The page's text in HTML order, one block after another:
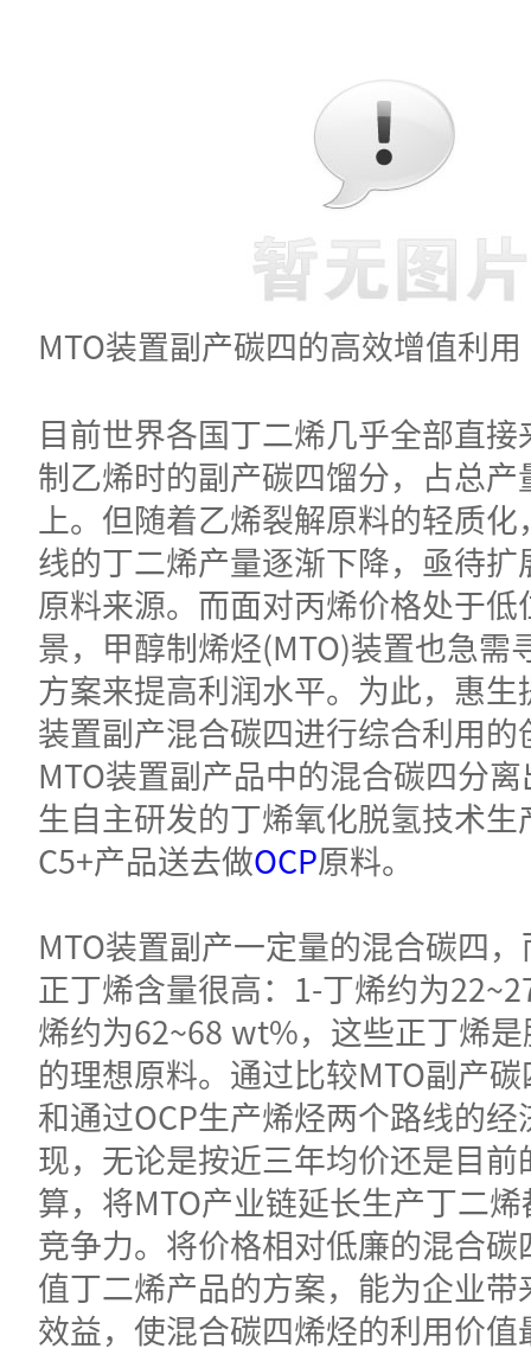
MTO装置副产碳四的高效增值利用
目前世界各国丁二烯几乎全部直
制乙烯时的副产碳四馏分，占总
上。但随着乙烯裂解原料的轻质
线的丁二烯产量逐渐下降，亟待
原料来源。而面对丙烯价格处于低
景，甲醇制烯烃(MTO)装置也急需
方案来提高利润水平。为此，惠生
装置副产混合碳四进行综合利用
MTO装置副产品中的混合碳四分
生自主研发的丁烯氧化脱氢技术生
C5+产品送去做OCP原料。
MTO装置副产一定量的混合碳四
正丁烯含量很高：1-丁烯约为
烯约为62~68 wt%，这些正丁烯
的理想原料。通过比较MTO副产
和通过OCP生产烯烃两个路线的
现，无论是按近三年均价还是目
算，将MTO产业链延长生产丁二
竞争力。将价格相对低廉的混合
值丁二烯产品的方案，能为企业
效益，使混合碳四烯烃的利用价值